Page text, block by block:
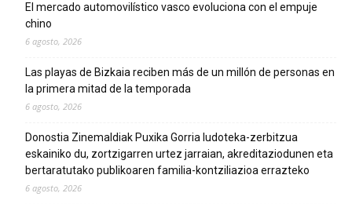
El mercado automovilístico vasco evoluciona con el empuje
chino
6 agosto, 2026
Las playas de Bizkaia reciben más de un millón de personas en
la primera mitad de la temporada
6 agosto, 2026
Donostia Zinemaldiak Puxika Gorria ludoteka-zerbitzua
eskainiko du, zortzigarren urtez jarraian, akreditaziodunen eta
bertaratutako publikoaren familia-kontziliazioa errazteko
6 agosto, 2026